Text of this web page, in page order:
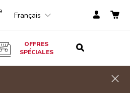
Français
OFFRES
SPÉCIALES